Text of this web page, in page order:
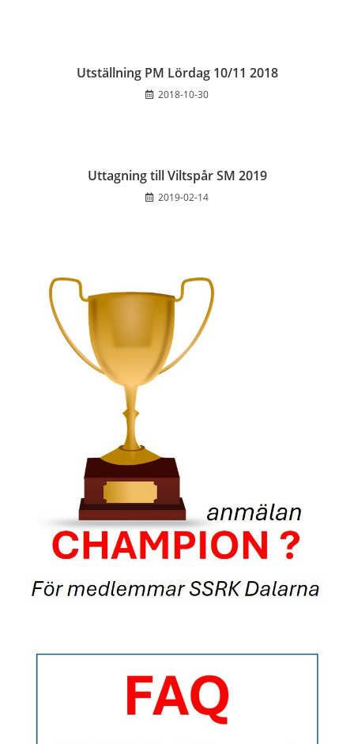
Utställning PM Lördag 10/11 2018
2018-10-30
Uttagning till Viltspår SM 2019
2019-02-14